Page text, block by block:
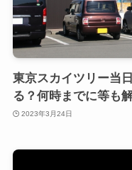
東京スカイツリー当
る？何時までに等も解
2023年3月24日